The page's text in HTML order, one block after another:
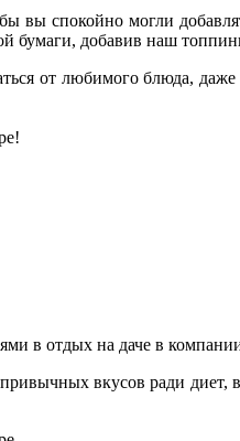
вы спокойно могли
бумаги, добавив наш
от любимого блюда,
в отдых на даче в
вкусов ради